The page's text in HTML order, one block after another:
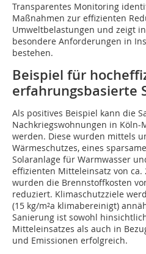
Transparentes Monitoring
Maßnahmen zur effizienten
Umweltbelastungen und zeigt
besondere Anforderungen in
bestehen.
Beispiel für
erfahrungsbasierte
Als positives Beispiel kann die
Nachkriegswohnungen in Köln-
werden. Diese wurden mittels
Wärmeschutzes, eines
Solaranlage für Warmwasser
effizienten Mitteleinsatz von ca.
wurden die Brennstoffkosten
reduziert. Klimaschutzziele
(15 kg/m²a klimabereinigt)
Sanierung ist sowohl
Mitteleinsatzes als auch in
und Emissionen erfolgreich.